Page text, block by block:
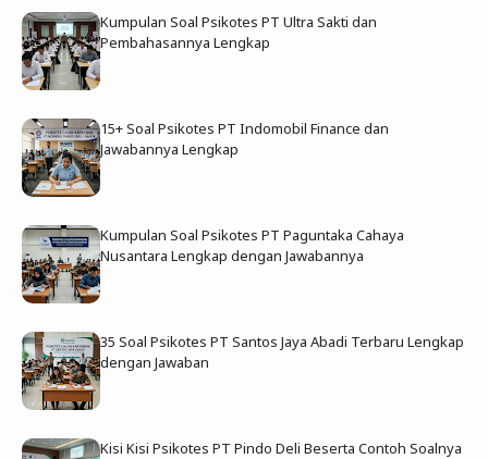
Kumpulan Soal Psikotes PT Ultra Sakti dan
Pembahasannya Lengkap
15+ Soal Psikotes PT Indomobil Finance dan
Jawabannya Lengkap
Kumpulan Soal Psikotes PT Paguntaka Cahaya
Nusantara Lengkap dengan Jawabannya
35 Soal Psikotes PT Santos Jaya Abadi Terbaru Lengkap
dengan Jawaban
Kisi Kisi Psikotes PT Pindo Deli Beserta Contoh Soalnya